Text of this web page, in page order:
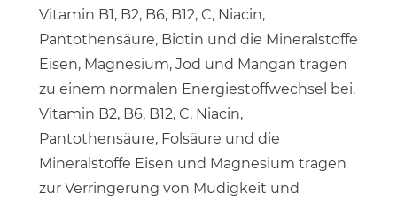
Vitamin B1, B2, B6, B12, C, Niacin,
Pantothensäure, Biotin und die Mineralstoffe
Eisen, Magnesium, Jod und Mangan tragen
zu einem normalen Energiestoffwechsel bei.
Vitamin B2, B6, B12, C, Niacin,
Pantothensäure, Folsäure und die
Mineralstoffe Eisen und Magnesium tragen
zur Verringerung von Müdigkeit und